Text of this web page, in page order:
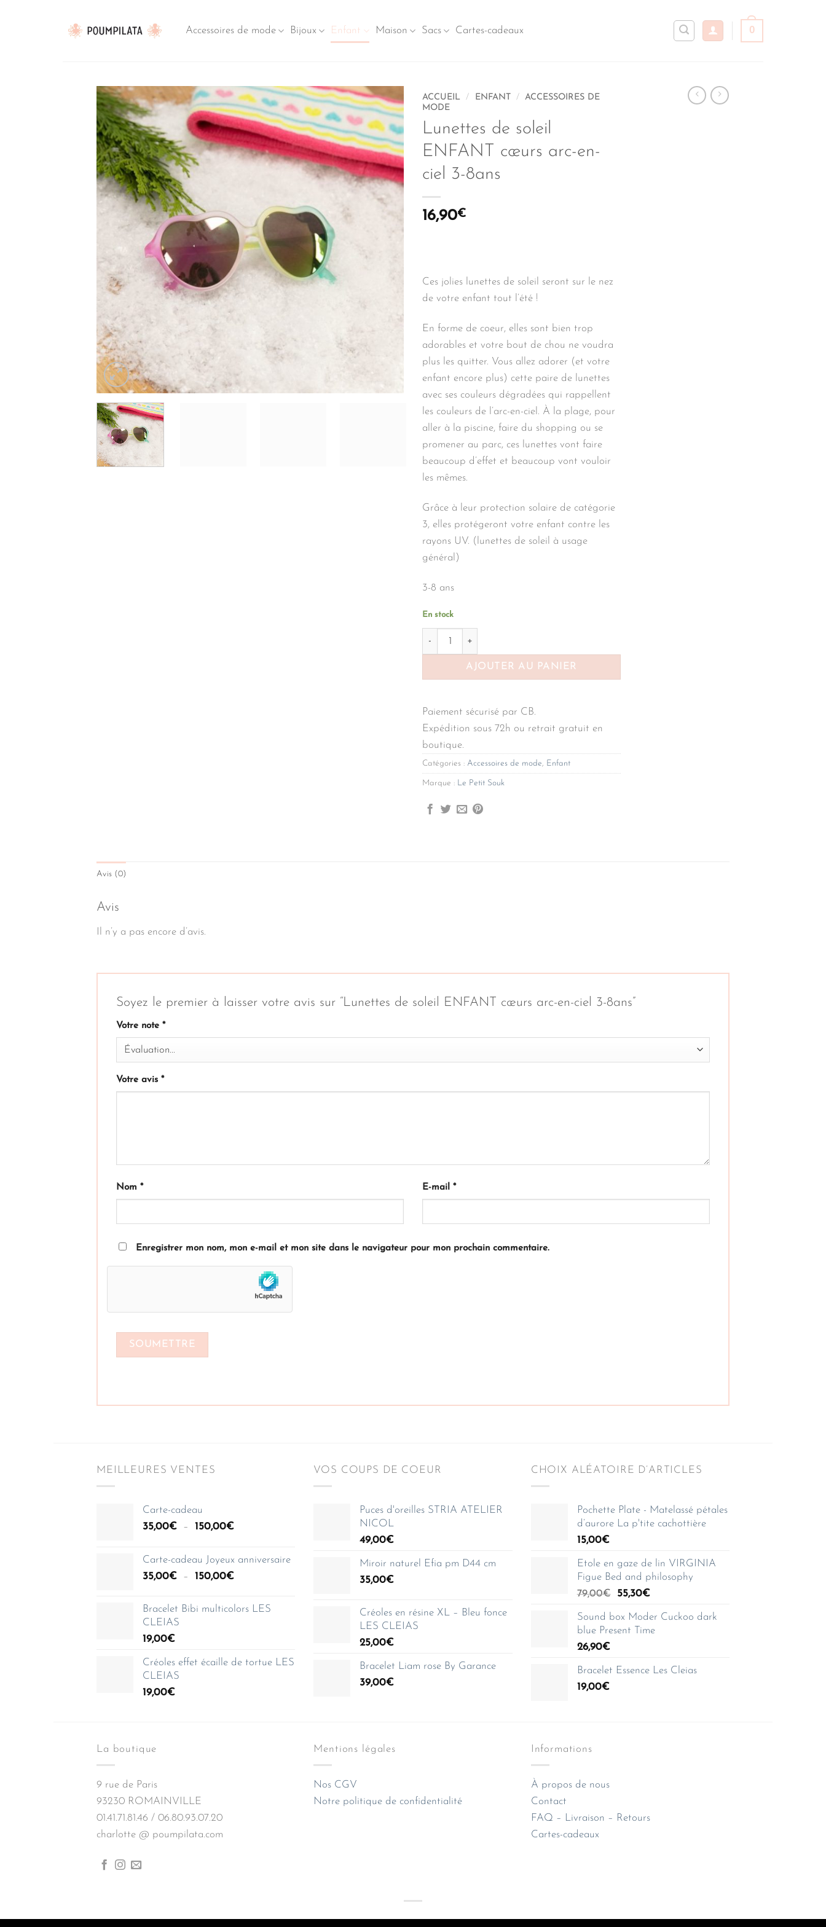
contenu
Accessoires de mode Bijoux Enfant Maison Sacs Cartes-cadeaux 0
ACCUEIL / ENFANT /
ACCESSOIRES DE
MODE
Lunettes de soleil
ENFANT cœurs arc-en-
ciel 3-8ans
16,90€
Ces jolies lunettes de soleil seront sur le nez
de votre enfant tout l’été !
En forme de coeur, elles sont bien trop
adorables et votre bout de chou ne voudra
plus les quitter. Vous allez adorer (et votre
enfant encore plus) cette paire de lunettes
avec ses couleurs dégradées qui rappellent
les couleurs de l’arc-en-ciel. À la plage, pour
aller à la piscine, faire du shopping ou se
promener au parc, ces lunettes vont faire
beaucoup d’effet et beaucoup vont vouloir
les mêmes.
Grâce à leur protection solaire de catégorie
3, elles protégeront votre enfant contre les
rayons UV. (lunettes de soleil à usage
général)
3-8 ans
En stock
AJOUTER AU PANIER
Paiement sécurisé par CB.
Expédition sous 72h ou retrait gratuit en
boutique.
Catégories : Accessoires de mode, Enfant
Marque : Le Petit Souk
Avis (0)
Avis
Il n’y a pas encore d’avis.
Soyez le premier à laisser votre avis sur “Lunettes de soleil ENFANT cœurs arc-en-ciel 3-8ans”
Votre note *
Votre avis *
Nom * E-mail *
Enregistrer mon nom, mon e-mail et mon site dans le navigateur pour mon prochain commentaire.
MEILLEURES VENTES
Carte-cadeau
35,00€ – 150,00€Plage
à
Carte-cadeau Joyeux anniversaire
35,00€ – 150,00€Plage
prix :
Bracelet Bibi multicolors LES
CLEIAS
19,00€
Créoles effet écaille de tortue LES
CLEIAS
19,00€
VOS COUPS DE COEUR
Puces d'oreilles STRIA ATELIER
NICOL
49,00€
Miroir naturel Efia pm D44 cm
35,00€
Créoles en résine XL – Bleu fonce
LES CLEIAS
25,00€
Bracelet Liam rose By Garance
39,00€
CHOIX ALÉATOIRE D’ARTICLES
Pochette Plate - Matelassé pétales
d’aurore La p'tite cachottière
15,00€
Etole en gaze de lin VIRGINIA
Figue Bed and philosophy
79,00€
Le
initial
était :
55,30€Le
actuel
est :
Sound box Moder Cuckoo dark
blue Present Time
26,90€
Bracelet Essence Les Cleias
19,00€
La boutique
9 rue de Paris
93230 ROMAINVILLE
01.41.71.81.46 / 06.80.93.07.20
charlotte @ poumpilata.com
Mentions légales
Nos CGV
Notre politique de confidentialité
Informations
À propos de nous
Contact
FAQ – Livraison – Retours
Cartes-cadeaux